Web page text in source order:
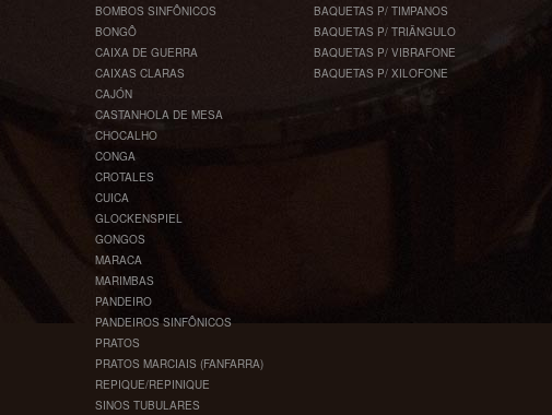
BOMBOS SINFÔNICOS
BONGÔ
CAIXA DE GUERRA
CAIXAS CLARAS
CAJÓN
CASTANHOLA DE MESA
CHOCALHO
CONGA
CROTALES
CUICA
GLOCKENSPIEL
GONGOS
MARACA
MARIMBAS
PANDEIRO
PANDEIROS SINFÔNICOS
PRATOS
PRATOS MARCIAIS (FANFARRA)
REPIQUE/REPINIQUE
SINOS TUBULARES
BAQUETAS P/ TIMPANOS
BAQUETAS P/ TRIÂNGULO
BAQUETAS P/ VIBRAFONE
BAQUETAS P/ XILOFONE